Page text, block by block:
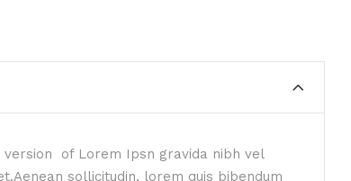
version of Lorem Ipsn gravida nibh vel
sollicitudin, lorem quis bibendum